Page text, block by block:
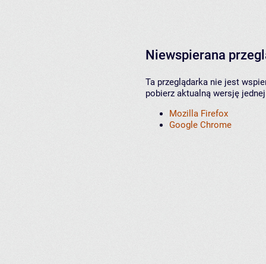
Niewspierana
Ta przeglądarka nie jest
pobierz aktualną wersję
Mozilla Firefox
Google Chrome